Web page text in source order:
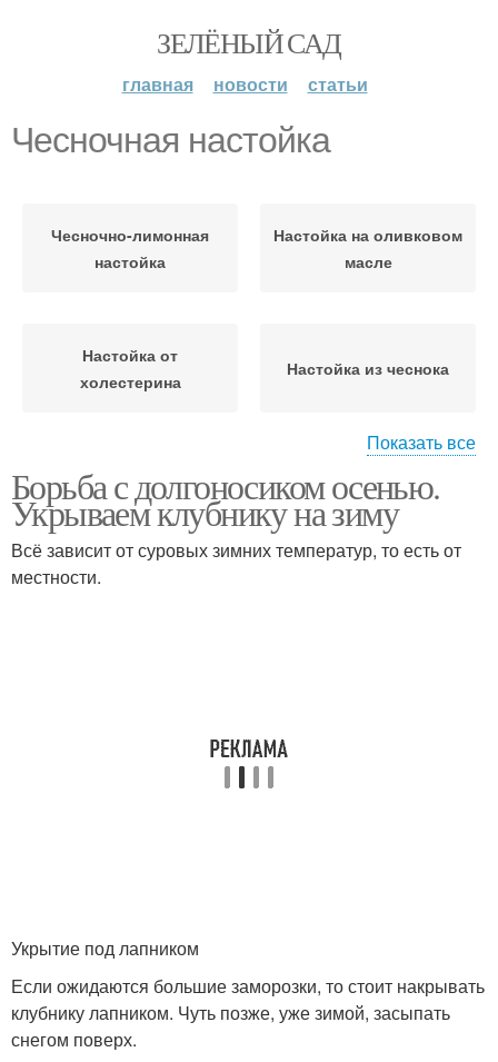
ЗЕЛЁНЫЙ САД
главная новости статьи
Чесночная настойка
Чесночно-лимонная
настойка
Настойка на оливковом
масле
Настойка от
холестерина
Настойка из чеснока
Настойки для чистки Спиртовые настойки
Показать все
Борьба с долгоносиком осенью.
Укрываем клубнику на зиму
Всё зависит от суровых зимних температур, то есть от
местности.
Укрытие под лапником
Если ожидаются большие заморозки, то стоит накрывать
клубнику лапником. Чуть позже, уже зимой, засыпать
снегом поверх.